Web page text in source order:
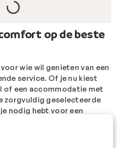
op de beste
wie wil genieten van een
service. Of je nu kiest
of een accommodatie met
zorgvuldig geselecteerde
nodig hebt voor een
op zonovergoten stranden